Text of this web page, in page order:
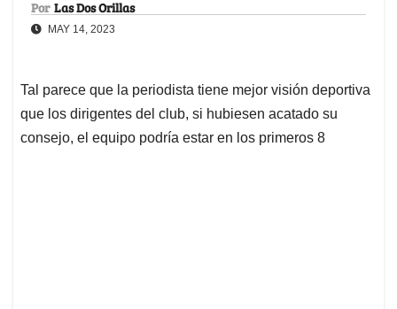
Por Las Dos Orillas
MAY 14, 2023
Tal parece que la periodista tiene mejor visión deportiva
que los dirigentes del club, si hubiesen acatado su
consejo, el equipo podría estar en los primeros 8